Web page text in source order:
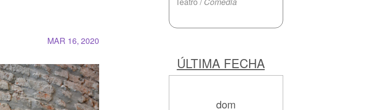
MAR 16, 2020
ÚLTIMA FECHA
dom